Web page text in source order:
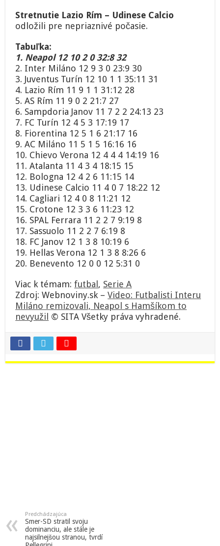
Stretnutie Lazio Rím – Udinese Calcio
odložili pre nepriaznivé počasie.
Tabuľka:
1. Neapol 12 10 2 0 32:8 32
2. Inter Miláno 12 9 3 0 23:9 30
3. Juventus Turín 12 10 1 1 35:11 31
4. Lazio Rím 11 9 1 1 31:12 28
5. AS Rím 11 9 0 2 21:7 27
6. Sampdoria Janov 11 7 2 2 24:13 23
7. FC Turín 12 4 5 3 17:19 17
8. Fiorentina 12 5 1 6 21:17 16
9. AC Miláno 11 5 1 5 16:16 16
10. Chievo Verona 12 4 4 4 14:19 16
11. Atalanta 11 4 3 4 18:15 15
12. Bologna 12 4 2 6 11:15 14
13. Udinese Calcio 11 4 0 7 18:22 12
14. Cagliari 12 4 0 8 11:21 12
15. Crotone 12 3 3 6 11:23 12
16. SPAL Ferrara 11 2 2 7 9:19 8
17. Sassuolo 11 2 2 7 6:19 8
18. FC Janov 12 1 3 8 10:19 6
19. Hellas Verona 12 1 3 8 8:26 6
20. Benevento 12 0 0 12 5:31 0
Viac k témam:futbal, Serie A
Zdroj: Webnoviny.sk –Video: Futbalisti Interu
Miláno remizovali, Neapol s Hamšíkom to
nevyužil © SITA Všetky práva vyhradené.
Predchádzajúca
Smer-SD stratil svoju
dominanciu, ale stále je
najsilnejšou stranou, tvrdí